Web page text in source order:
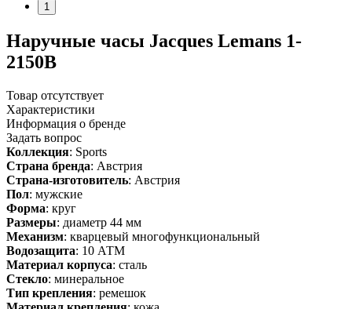
1
Наручные часы Jacques Lemans 1-
2150B
Товар отсутствует
Характеристики
Информация о бренде
Задать вопрос
Коллекция: Sports
Страна бренда: Австрия
Страна-изготовитель: Австрия
Пол: мужские
Форма: круг
Размеры: диаметр 44 мм
Механизм: кварцевый многофункциональный
Водозащита: 10 АТМ
Материал корпуса: сталь
Стекло: минеральное
Тип крепления: ремешок